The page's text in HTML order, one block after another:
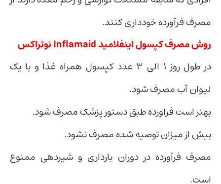
مصرف فرآورده خودداری کنند.
روش مصرف کپسول اینفلامید Inflamaid نوتراکس
در طول روز 1 الی 3 عدد کپسول همراه غذا و با یک
لیوان آب مصرف شود.
بهتر است فراورده طبق دستور پزشک مصرف شود.
بیش از میزان توصیه شده مصرف نشود.
مصرف فرآورده در دوران بارداری و شیردهی ممنوع
است.